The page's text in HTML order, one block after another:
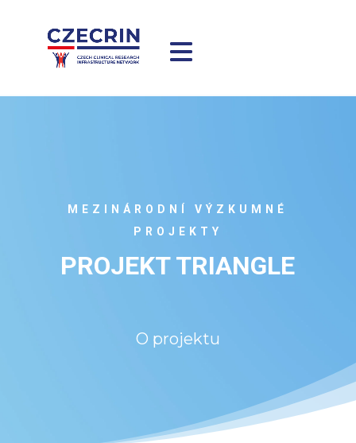
MEZINÁRODNÍ VÝZKUMNÉ
PROJEKTY
PROJEKT TRIANGLE
O projektu